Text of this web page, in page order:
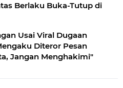
Berlaku Buka-Tutup di
Usai Viral Dugaan
Diteror Pesan
Jangan Menghakimi"